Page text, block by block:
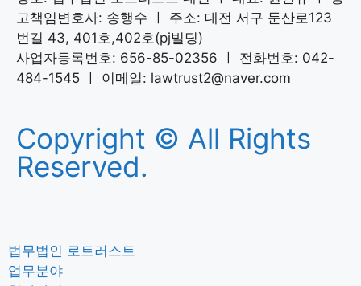
고책임변호사: 송행수 ㅣ 주소: 대전 서구 둔산로123
번길 43, 401호,402호(pj빌딩)
사업자등록번호: 656-85-02356 ㅣ 전화번호: 042-
484-1545 ㅣ 이메일: lawtrust2@naver.com
Copyright © All Rights
Reserved.
법무법인 로트러스트
업무분야